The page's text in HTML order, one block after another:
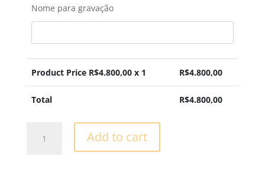
Nome para gravação
Product Price R$4.800,00 x 1 R$4.800,00
Total R$4.800,00
Casamento
Add to cart